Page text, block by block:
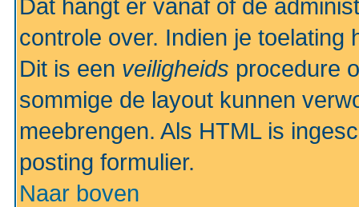
Dat hangt er vanaf of de
controle over. Indien je
Dit is een veiligheids procedure
sommige de layout kunnen
meebrengen. Als HTML is
posting formulier.
Naar boven